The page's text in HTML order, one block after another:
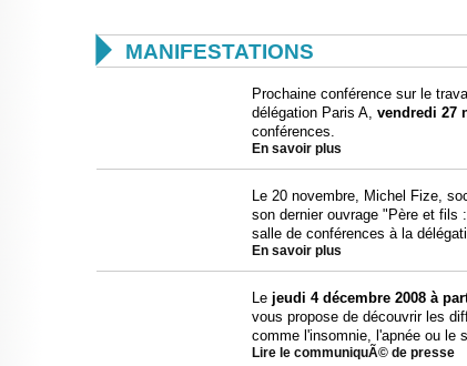
 MANIFESTATIONS
Prochaine conférence sur le
délégation Paris A, vendredi 27
conférences.
En savoir plus
Le 20 novembre, Michel Fize,
son dernier ouvrage "Père et fils
salle de conférences à la
En savoir plus
Le jeudi 4 décembre 2008 à
vous propose de découvrir les
comme l'insomnie, l'apnée ou le
Lire le communiquÃ© de presse